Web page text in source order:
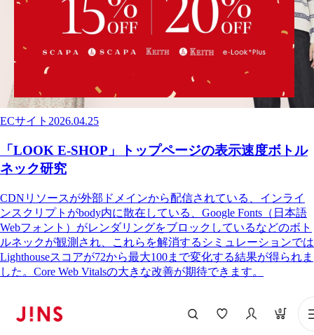
ECサイト 2026.04.25
「LOOK E-SHOP」トップページの表示速度ボトル
ネック研究
CDNリソースが外部ドメインから配信されている、インライ
ンスクリプトがbody内に散在している、Google Fonts（日本語
Webフォント）がレンダリングをブロックしているなどのボト
ルネックが観測され、これらを解消するシミュレーションでは
Lighthouseスコアが72から最大100まで変化する結果が得られま
した。Core Web Vitalsの大きな改善が期待できます。